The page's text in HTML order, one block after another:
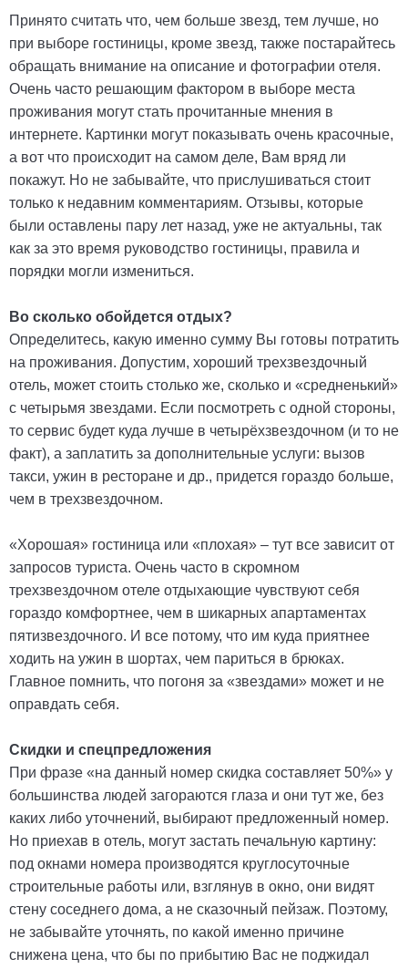
Принято считать что, чем больше звезд, тем лучше, но
при выборе гостиницы, кроме звезд, также постарайтесь
обращать внимание на описание и фотографии отеля.
Очень часто решающим фактором в выборе места
проживания могут стать прочитанные мнения в
интернете. Картинки могут показывать очень красочные,
а вот что происходит на самом деле, Вам вряд ли
покажут. Но не забывайте, что прислушиваться стоит
только к недавним комментариям. Отзывы, которые
были оставлены пару лет назад, уже не актуальны, так
как за это время руководство гостиницы, правила и
порядки могли измениться.
Во сколько обойдется отдых?
Определитесь, какую именно сумму Вы готовы потратить
на проживания. Допустим, хороший трехзвездочный
отель, может стоить столько же, сколько и «средненький»
с четырьмя звездами. Если посмотреть с одной стороны,
то сервис будет куда лучше в четырёхзвездочном (и то не
факт), а заплатить за дополнительные услуги: вызов
такси, ужин в ресторане и др., придется гораздо больше,
чем в трехзвездочном.
«Хорошая» гостиница или «плохая» – тут все зависит от
запросов туриста. Очень часто в скромном
трехзвездочном отеле отдыхающие чувствуют себя
гораздо комфортнее, чем в шикарных апартаментах
пятизвездочного. И все потому, что им куда приятнее
ходить на ужин в шортах, чем париться в брюках.
Главное помнить, что погоня за «звездами» может и не
оправдать себя.
Скидки и спецпредложения
При фразе «на данный номер скидка составляет 50%» у
большинства людей загораются глаза и они тут же, без
каких либо уточнений, выбирают предложенный номер.
Но приехав в отель, могут застать печальную картину:
под окнами номера производятся круглосуточные
строительные работы или, взглянув в окно, они видят
стену соседнего дома, а не сказочный пейзаж. Поэтому,
не забывайте уточнять, по какой именно причине
снижена цена, что бы по прибытию Вас не поджидал